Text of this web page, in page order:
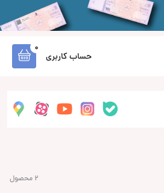
حساب کاربری
0
2 محصول